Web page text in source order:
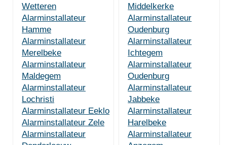
Wetteren
Alarminstallateur
Hamme
Alarminstallateur
Merelbeke
Alarminstallateur
Maldegem
Alarminstallateur
Lochristi
Alarminstallateur Eeklo
Alarminstallateur Zele
Alarminstallateur
Middelkerke
Alarminstallateur
Oudenburg
Alarminstallateur
Ichtegem
Alarminstallateur
Oudenburg
Alarminstallateur
Jabbeke
Alarminstallateur
Harelbeke
Alarminstallateur